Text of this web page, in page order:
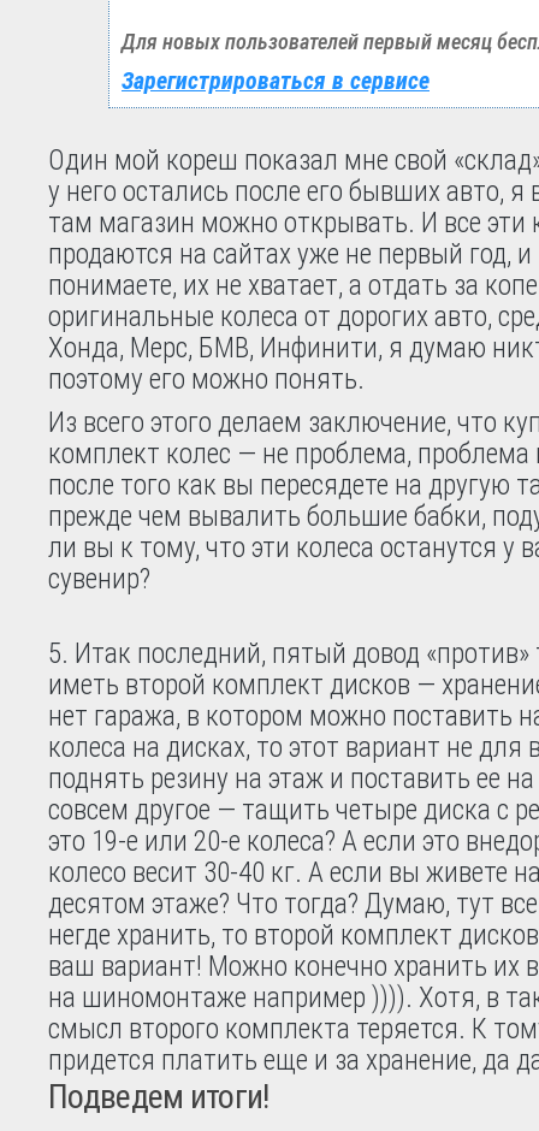
Для новых пользователей первый месяц
Зарегистрироваться в сервисе
Один мой кореш показал мне свой
у него остались после его бывших авто,
там магазин можно открывать. И все эти
продаются на сайтах уже не первый год,
понимаете, их не хватает, а отдать за
оригинальные колеса от дорогих авто,
Хонда, Мерс, БМВ, Инфинити, я думаю
поэтому его можно понять.
Из всего этого делаем заключение, что
комплект колес — не проблема, проблема
после того как вы пересядете на другую
прежде чем вывалить большие бабки,
ли вы к тому, что эти колеса останутся у
сувенир?
Итак последний, пятый довод «против»
иметь второй комплект дисков —
нет гаража, в котором можно поставить
колеса на дисках, то этот вариант не для
поднять резину на этаж и поставить ее
совсем другое — тащить четыре диска с
это 19-е или 20-е колеса? А если это
колесо весит 30-40 кг. А если вы живете
десятом этаже? Что тогда? Думаю, тут
негде хранить, то второй комплект
ваш вариант! Можно конечно хранить их
на шиномонтаже например )))). Хотя, в
смысл второго комплекта теряется. К
придется платить еще и за хранение, да
Подведем итоги!